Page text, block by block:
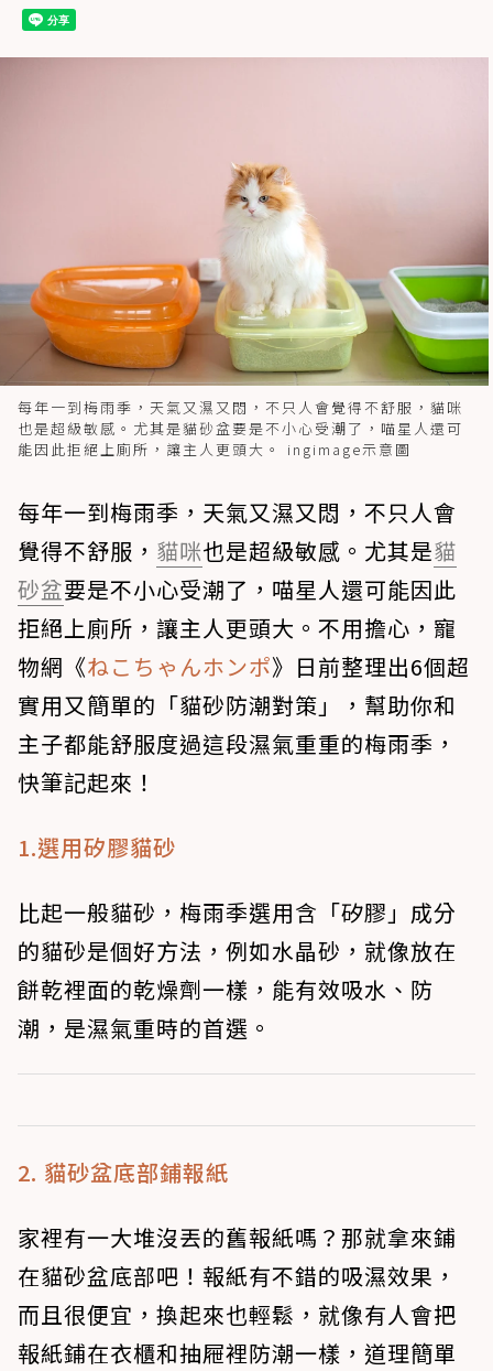
每年一到梅雨季，天氣又濕又悶，不只人會覺得不舒服，貓咪
也是超級敏感。尤其是貓砂盆要是不小心受潮了，喵星人還可
能因此拒絕上廁所，讓主人更頭大。 ingimage示意圖
每年一到梅雨季，天氣又濕又悶，不只人會
覺得不舒服， 貓咪也是超級敏感。尤其是貓
砂盆要是不小心受潮了，喵星人還可能因此
拒絕上廁所，讓主人更頭大。不用擔心，寵
物網《ねこちゃんホンポ》日前整理出6個超
實用又簡單的「貓砂防潮對策」，幫助你和
主子都能舒服度過這段濕氣重重的梅雨季，
快筆記起來！
1.選用矽膠貓砂
比起一般貓砂，梅雨季選用含「矽膠」成分
的貓砂是個好方法，例如水晶砂，就像放在
餅乾裡面的乾燥劑一樣，能有效吸水、防
潮，是濕氣重時的首選。
2. 貓砂盆底部鋪報紙
家裡有一大堆沒丟的舊報紙嗎？那就拿來鋪
在貓砂盆底部吧！報紙有不錯的吸濕效果，
而且很便宜，換起來也輕鬆，就像有人會把
報紙鋪在衣櫃和抽屜裡防潮一樣，道理簡單